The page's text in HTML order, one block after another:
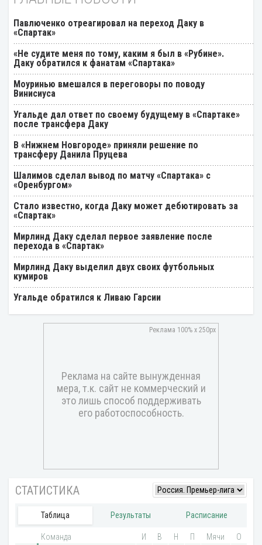
Павлюченко отреагировал на переход Даку в
«Спартак»
«Не судите меня по тому, каким я был в «Рубине».
Даку обратился к фанатам «Спартака»
Моуринью вмешался в переговоры по поводу
Винисиуса
Угальде дал ответ по своему будущему в «Спартаке»
после трансфера Даку
В «Нижнем Новгороде» приняли решение по
трансферу Данила Пруцева
Шалимов сделал вывод по матчу «Спартака» с
«Оренбургом»
Стало известно, когда Даку может дебютировать за
«Спартак»
Мирлинд Даку сделал первое заявление после
перехода в «Спартак»
Мирлинд Даку выделил двух своих футбольных
кумиров
Угальде обратился к Ливаю Гарсии